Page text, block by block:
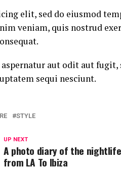
elit, sed do eiusmod
veniam, quis nostrud
aut odit aut fugit,
sequi nesciunt.
STYLE
UP NEXT
A photo diary of the
from LA To Ibiza